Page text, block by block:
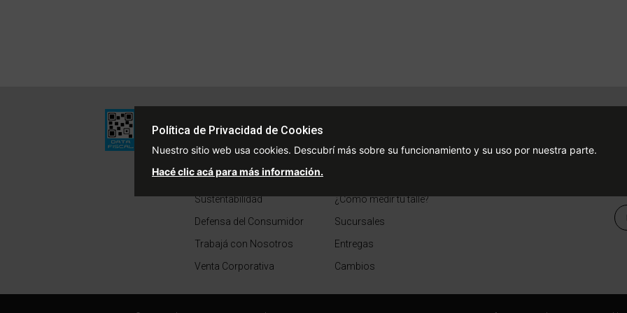
Quiénes Somos
Políticas de Privacidad
Términos y Condiciones
Sustentabilidad
Defensa del Consumidor
Trabajá con Nosotros
Venta Corporativa
Preguntas Frecuentes
¿Cómo medir tu talle?
Sucursales
Entregas
Cambios
Instagram
Política de Privacidad de Cookies
Nuestro sitio web usa cookies. Descubrí más sobre su funcionamiento y su uso por nuestra parte.
Hacé clic acá para más información.